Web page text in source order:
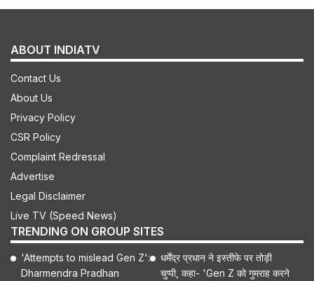
ABOUT INDIATV
Contact Us
About Us
Privacy Policy
CSR Policy
Complaint Redressal
Advertise
Legal Disclaimer
Live TV (Speed News)
TRENDING ON GROUP SITES
'Attempts to mislead Gen Z':
Dharmendra Pradhan
धर्मेंद्र प्रधान ने इस्तीफे पर तोड़ी
चुप्पी, कहा- 'Gen Z को गुमराह करने